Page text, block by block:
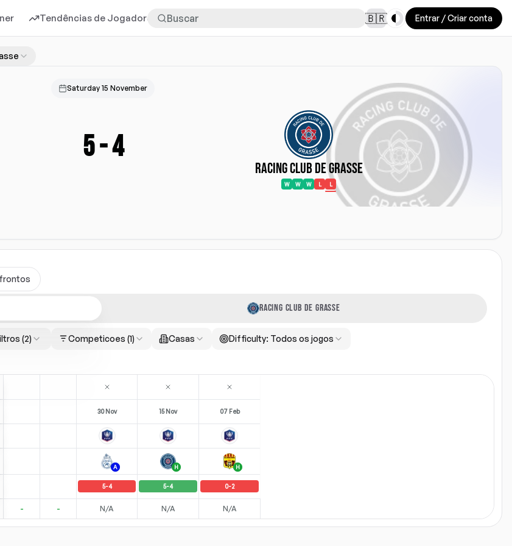
Tendências de Jogadores Mais 🇧🇷 Toggle theme
Entrar / Criar conta
Saturday 15 November
5-4
Racing Club de Grasse
W W W L L
RACING CLUB DE GRASSE
(2) Competicoes (1) Casas Difficulty: Todos os jogos
30 Nov 15 Nov 07 Feb
A H H
5-4 5-4 0-2
- - N/A N/A N/A